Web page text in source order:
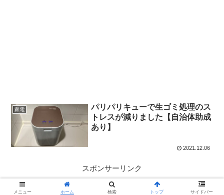
家電
パリパリキューで生ゴミ処理のス
トレスが減りました【自治体助成
あり】
2021.12.06
スポンサーリンク
メニュー ホーム 検索 トップ サイドバー